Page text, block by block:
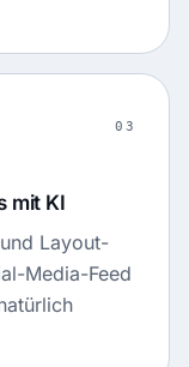
03
mit KI
Layout-
Media-Feed